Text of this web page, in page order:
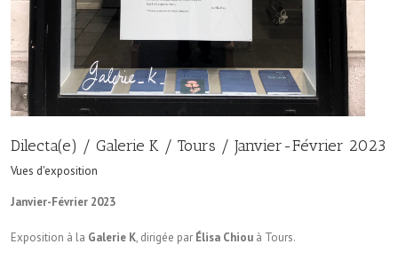
Dilecta(e) / Galerie K / Tours / Janvier-Février 2023
Vues d'exposition
Janvier-Février 2023
Exposition à la Galerie K, dirigée par Élisa Chiou à Tours.